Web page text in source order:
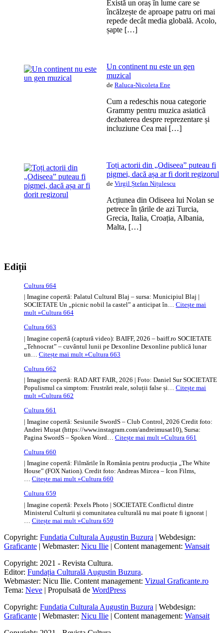
Există un oraș în lume care se
încălzește de aproape patru ori mai
repede decât media globală. Acolo,
șapte […]
Un continent nu este un gen
muzical
de Raluca-Nicoleta Ene
Cum a redeschis noua categorie
Grammy pentru muzica asiatică
dezbaterea despre reprezentare și
incluziune Cea mai […]
Toți actorii din „Odiseea” puteau fi
pigmei, dacă așa ar fi dorit regizorul
de Virgil Ștefan Nițulescu
Acțiunea din Odiseea lui Nolan se
petrece în țările de azi Turcia,
Grecia, Italia, Croația, Albania,
Malta, […]
Ediții
Cultura 664
| Imagine copertă: Palatul Cultural Blaj – sursa: Municipiul Blaj |
SOCIETATE Un „picnic nobil la castel” a anticipat în… Citește mai
mult »Cultura 664
Cultura 663
| Imagine copertă (captură video): BAIFF, 2026 – baiff.ro SOCIETATE
„Tehnocrat” – cuvântul lunii pe Dexonline Dexonline publică lunar
un… Citește mai mult »Cultura 663
Cultura 662
| Imagine copertă: RAD ART FAIR, 2026 | Foto: Daniel Sur SOCIETATE
Populismul ca simptom: Frustrări reale, soluții false și… Citește mai
mult »Cultura 662
Cultura 661
| Imagine copertă: Sesiunile SwordS – Club Control, 2026 Credit foto:
Andrei Mușat (https://www.instagram.com/andreimusat10), Sursa:
Pagina SwordS – Spoken Word… Citește mai mult »Cultura 661
Cultura 660
| Imagine copertă: Filmările în România pentru producția „The White
House” (FOX Nation). Credit foto: Andreas Mircea – Icon Films,
… Citește mai mult »Cultura 660
Cultura 659
| Imagine copertă: Pexels Photo | SOCIETATE Conflictul dintre
Ministerul Culturii și comunitatea culturală nu mai poate fi ignorat |
Citește mai mult »Cultura 659
Copyright: Fundatia Culturala Augustin Buzura | Webdesign:
Graficante | Webmaster: Nicu Ilie | Content management: Wansait
Copyright: 2021 - Revista Cultura.
Editor: Fundația Culturală Augustin Buzura.
Webmaster: Nicu Ilie. Content management: Vizual Graficante.ro
Tema: Neve | Propulsată de WordPress
Copyright: Fundatia Culturala Augustin Buzura | Webdesign:
Graficante | Webmaster: Nicu Ilie | Content management: Wansait